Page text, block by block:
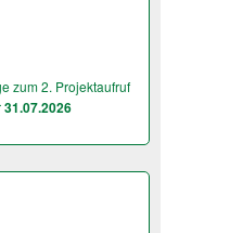
zum 2. Projektaufruf
31.07.2026